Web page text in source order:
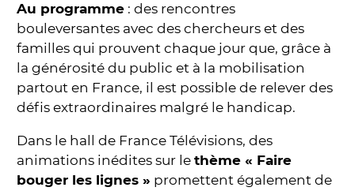
Au programme : des rencontres
bouleversantes avec des chercheurs et des
familles qui prouvent chaque jour que, grâce à
la générosité du public et à la mobilisation
partout en France, il est possible de relever des
défis extraordinaires malgré le handicap.
Dans le hall de France Télévisions, des
animations inédites sur le thème « Faire
bouger les lignes » promettent également de